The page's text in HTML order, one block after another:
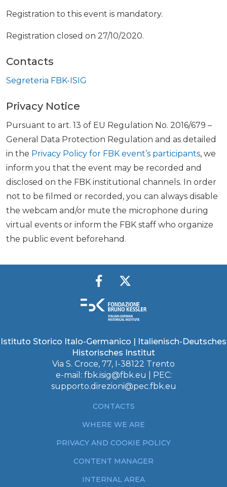
Registration to this event is mandatory.
Registration closed on 27/10/2020.
Contacts
Segreteria FBK-ISIG
Privacy Notice
Pursuant to art. 13 of EU Regulation No. 2016/679 –
General Data Protection Regulation and as detailed
in the Privacy Policy for FBK event’s participants, we
inform you that the event may be recorded and
disclosed on the FBK institutional channels. In order
not to be filmed or recorded, you can always disable
the webcam and/or mute the microphone during
virtual events or inform the FBK staff who organize
the public event beforehand.
Istituto Storico Italo-Germanico | Italienisch-Deutsches
Historisches Institut
Via S. Croce, 77, I-38122 Trento
e-mail: fbk.isig@fbk.eu | PEC:
supporto.direzioni@pec.fbk.eu
CONTACTS
WHERE WE ARE
PRIVACY AND COOKIE POLICY
CONTENT MANAGER
INTERNAL AREA